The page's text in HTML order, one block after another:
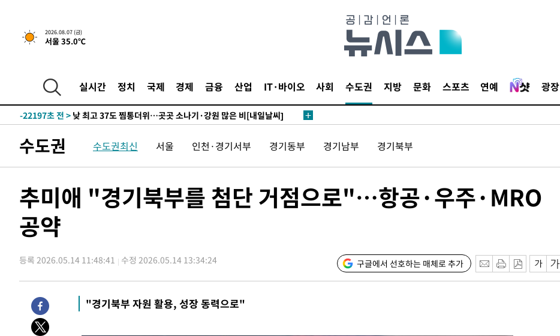
2026.08.07 (금)
서울 35.0℃
실시간 정치 국제 경제 금융 산업 IT·바이오 사회 수도권 지방 문화 스포츠 연예 광장
59분 전 >민주 콩고 에볼라환자 4천명 돌파, 4053명 발생 1850명 사망
-24263초 전 >
[속보]이 대통령, '호우피해' 안동·의성 관할 4개 면 특별재난지역
-24226초 전 >
갈 수도
-22197초 전 > 낮 최고 37도 찜통더위…곳곳 소나기·강원 많은 비[내일날씨]
응"
-17359초 전 >
여자배구 이재영·이다영 자매, 아제르바이잔 투란VC 입단
-16612초 전 >외국인 심판 성 접대 7경기 들여다보니…한국 축구 '5승 2무'
-16299초 전 >[속보]코스피, 6200선 약보합…0.60% 내린 6258.77에 마쳐
-16279초 전 >
-16168초 전 >
-12131초 전 >외신들도 주목한 韓축구 파문…"국민적 공분에 수사 재개"
-12102초 전 >11시간 압수수색에 성접대 파문까지…'쑥대밭' 된 축구협회
-11124초 전 >
[속보]규제합리화위원회 부위원장에 김태유 서울대 공대 교수…이
병태 후임
-7482초 전 >
-2807초 전 >
[속보] 7월 중국 수출 23.9%↑ 수입 27.5%↑…무역총액 25.3%↑
수도권 수도권최신 서울 인천·경기서부 경기동부 경기남부 경기북부
추미애 "경기북부를 첨단 거점으로"…항공·우주·MRO
공약
등록 2026.05.14 11:48:41 수정 2026.05.14 13:34:24 구글에서 선호하는 매체로 추가
"경기북부 자원 활용, 성장 동력으로"